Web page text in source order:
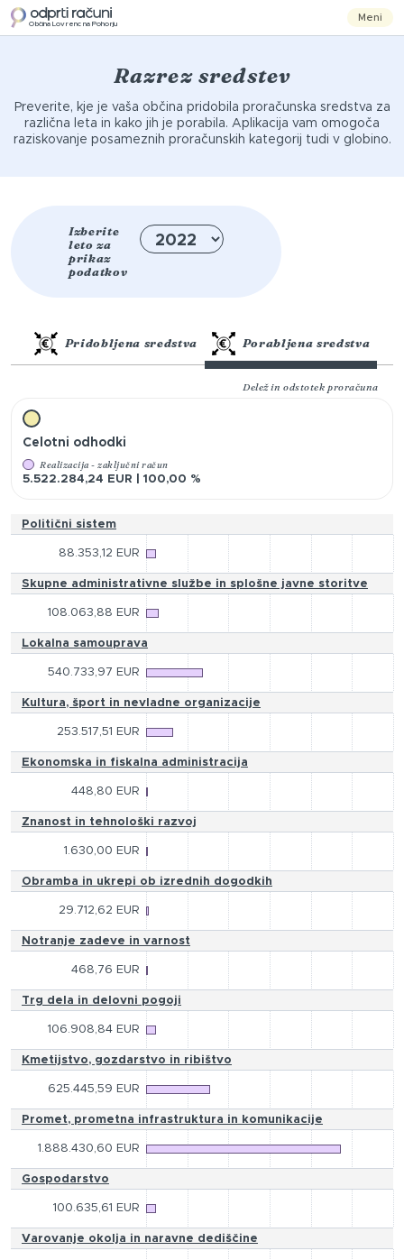
Občina Lovrenc na Pohorju
Meni
Razrez sredstev
Preverite, kje je vaša občina pridobila proračunska sredstva za
različna leta in kako jih je porabila. Aplikacija vam omogoča
raziskovanje posameznih proračunskih kategorij tudi v globino.
Izberite
leto za
prikaz
podatkov
Pridobljena sredstva Porabljena sredstva
Delež in odstotek proračuna
Celotni odhodki
Realizacija - zaključni račun
5.522.284,24 EUR | 100,00 %
Politični sistem
88.353,12 EUR
Skupne administrativne službe in splošne javne storitve
108.063,88 EUR
Lokalna samouprava
540.733,97 EUR
Kultura, šport in nevladne organizacije
253.517,51 EUR
Ekonomska in fiskalna administracija
448,80 EUR
Znanost in tehnološki razvoj
1.630,00 EUR
Obramba in ukrepi ob izrednih dogodkih
29.712,62 EUR
Notranje zadeve in varnost
468,76 EUR
Trg dela in delovni pogoji
106.908,84 EUR
Kmetijstvo, gozdarstvo in ribištvo
625.445,59 EUR
Promet, prometna infrastruktura in komunikacije
1.888.430,60 EUR
Gospodarstvo
100.635,61 EUR
Varovanje okolja in naravne dediščine